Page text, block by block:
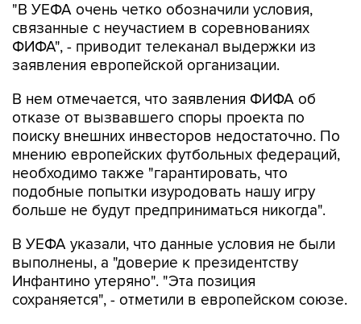
"В УЕФА очень четко обозначили условия,
связанные с неучастием в соревнованиях
ФИФА", - приводит телеканал выдержки из
заявления европейской организации.
В нем отмечается, что заявления ФИФА об
отказе от вызвавшего споры проекта по
поиску внешних инвесторов недостаточно. По
мнению европейских футбольных федераций,
необходимо также "гарантировать, что
подобные попытки изуродовать нашу игру
больше не будут предприниматься никогда".
В УЕФА указали, что данные условия не были
выполнены, а "доверие к президентству
Инфантино утеряно". "Эта позиция
сохраняется", - отметили в европейском союзе.